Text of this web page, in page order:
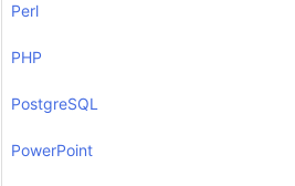
Perl
PHP
PostgreSQL
PowerPoint